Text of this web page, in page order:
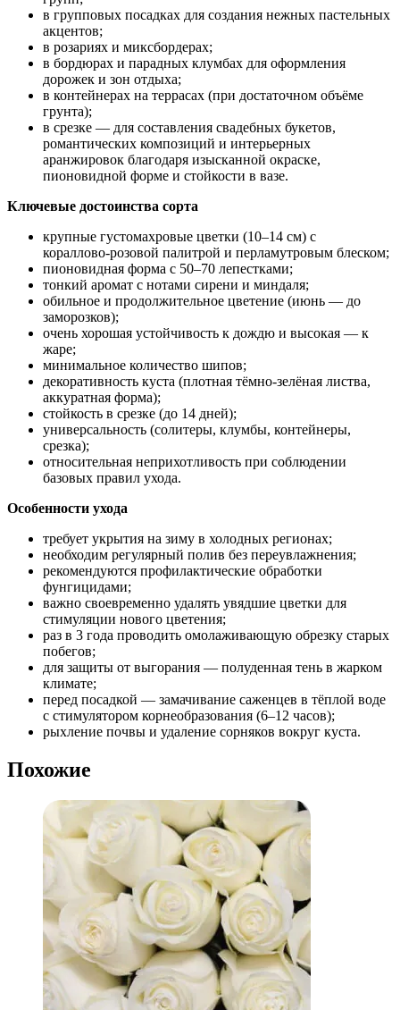
в групповых посадках для создания нежных пастельных
акцентов;
в розариях и миксбордерах;
в бордюрах и парадных клумбах для оформления
дорожек и зон отдыха;
в контейнерах на террасах (при достаточном объёме
грунта);
в срезке — для составления свадебных букетов,
романтических композиций и интерьерных
аранжировок благодаря изысканной окраске,
пионовидной форме и стойкости в вазе.
Ключевые достоинства сорта
крупные густомахровые цветки (10–14 см) с
кораллово‑розовой палитрой и перламутровым блеском;
пионовидная форма с 50–70 лепестками;
тонкий аромат с нотами сирени и миндаля;
обильное и продолжительное цветение (июнь — до
заморозков);
очень хорошая устойчивость к дождю и высокая — к
жаре;
минимальное количество шипов;
декоративность куста (плотная тёмно‑зелёная листва,
аккуратная форма);
стойкость в срезке (до 14 дней);
универсальность (солитеры, клумбы, контейнеры,
срезка);
относительная неприхотливость при соблюдении
базовых правил ухода.
Особенности ухода
требует укрытия на зиму в холодных регионах;
необходим регулярный полив без переувлажнения;
рекомендуются профилактические обработки
фунгицидами;
важно своевременно удалять увядшие цветки для
стимуляции нового цветения;
раз в 3 года проводить омолаживающую обрезку старых
побегов;
для защиты от выгорания — полуденная тень в жарком
климате;
перед посадкой — замачивание саженцев в тёплой воде
с стимулятором корнеобразования (6–12 часов);
рыхление почвы и удаление сорняков вокруг куста.
Похожие